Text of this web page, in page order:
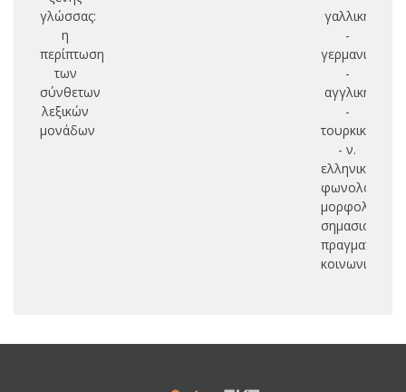
γλώσσας:
η
περίπτωση
των
σύνθετων
λεξικών
μονάδων
γαλλική
-
γερμανική
-
αγγλική
-
τουρκική
- ν.
ελληνική:
φωνολογία,
μορφολογία,